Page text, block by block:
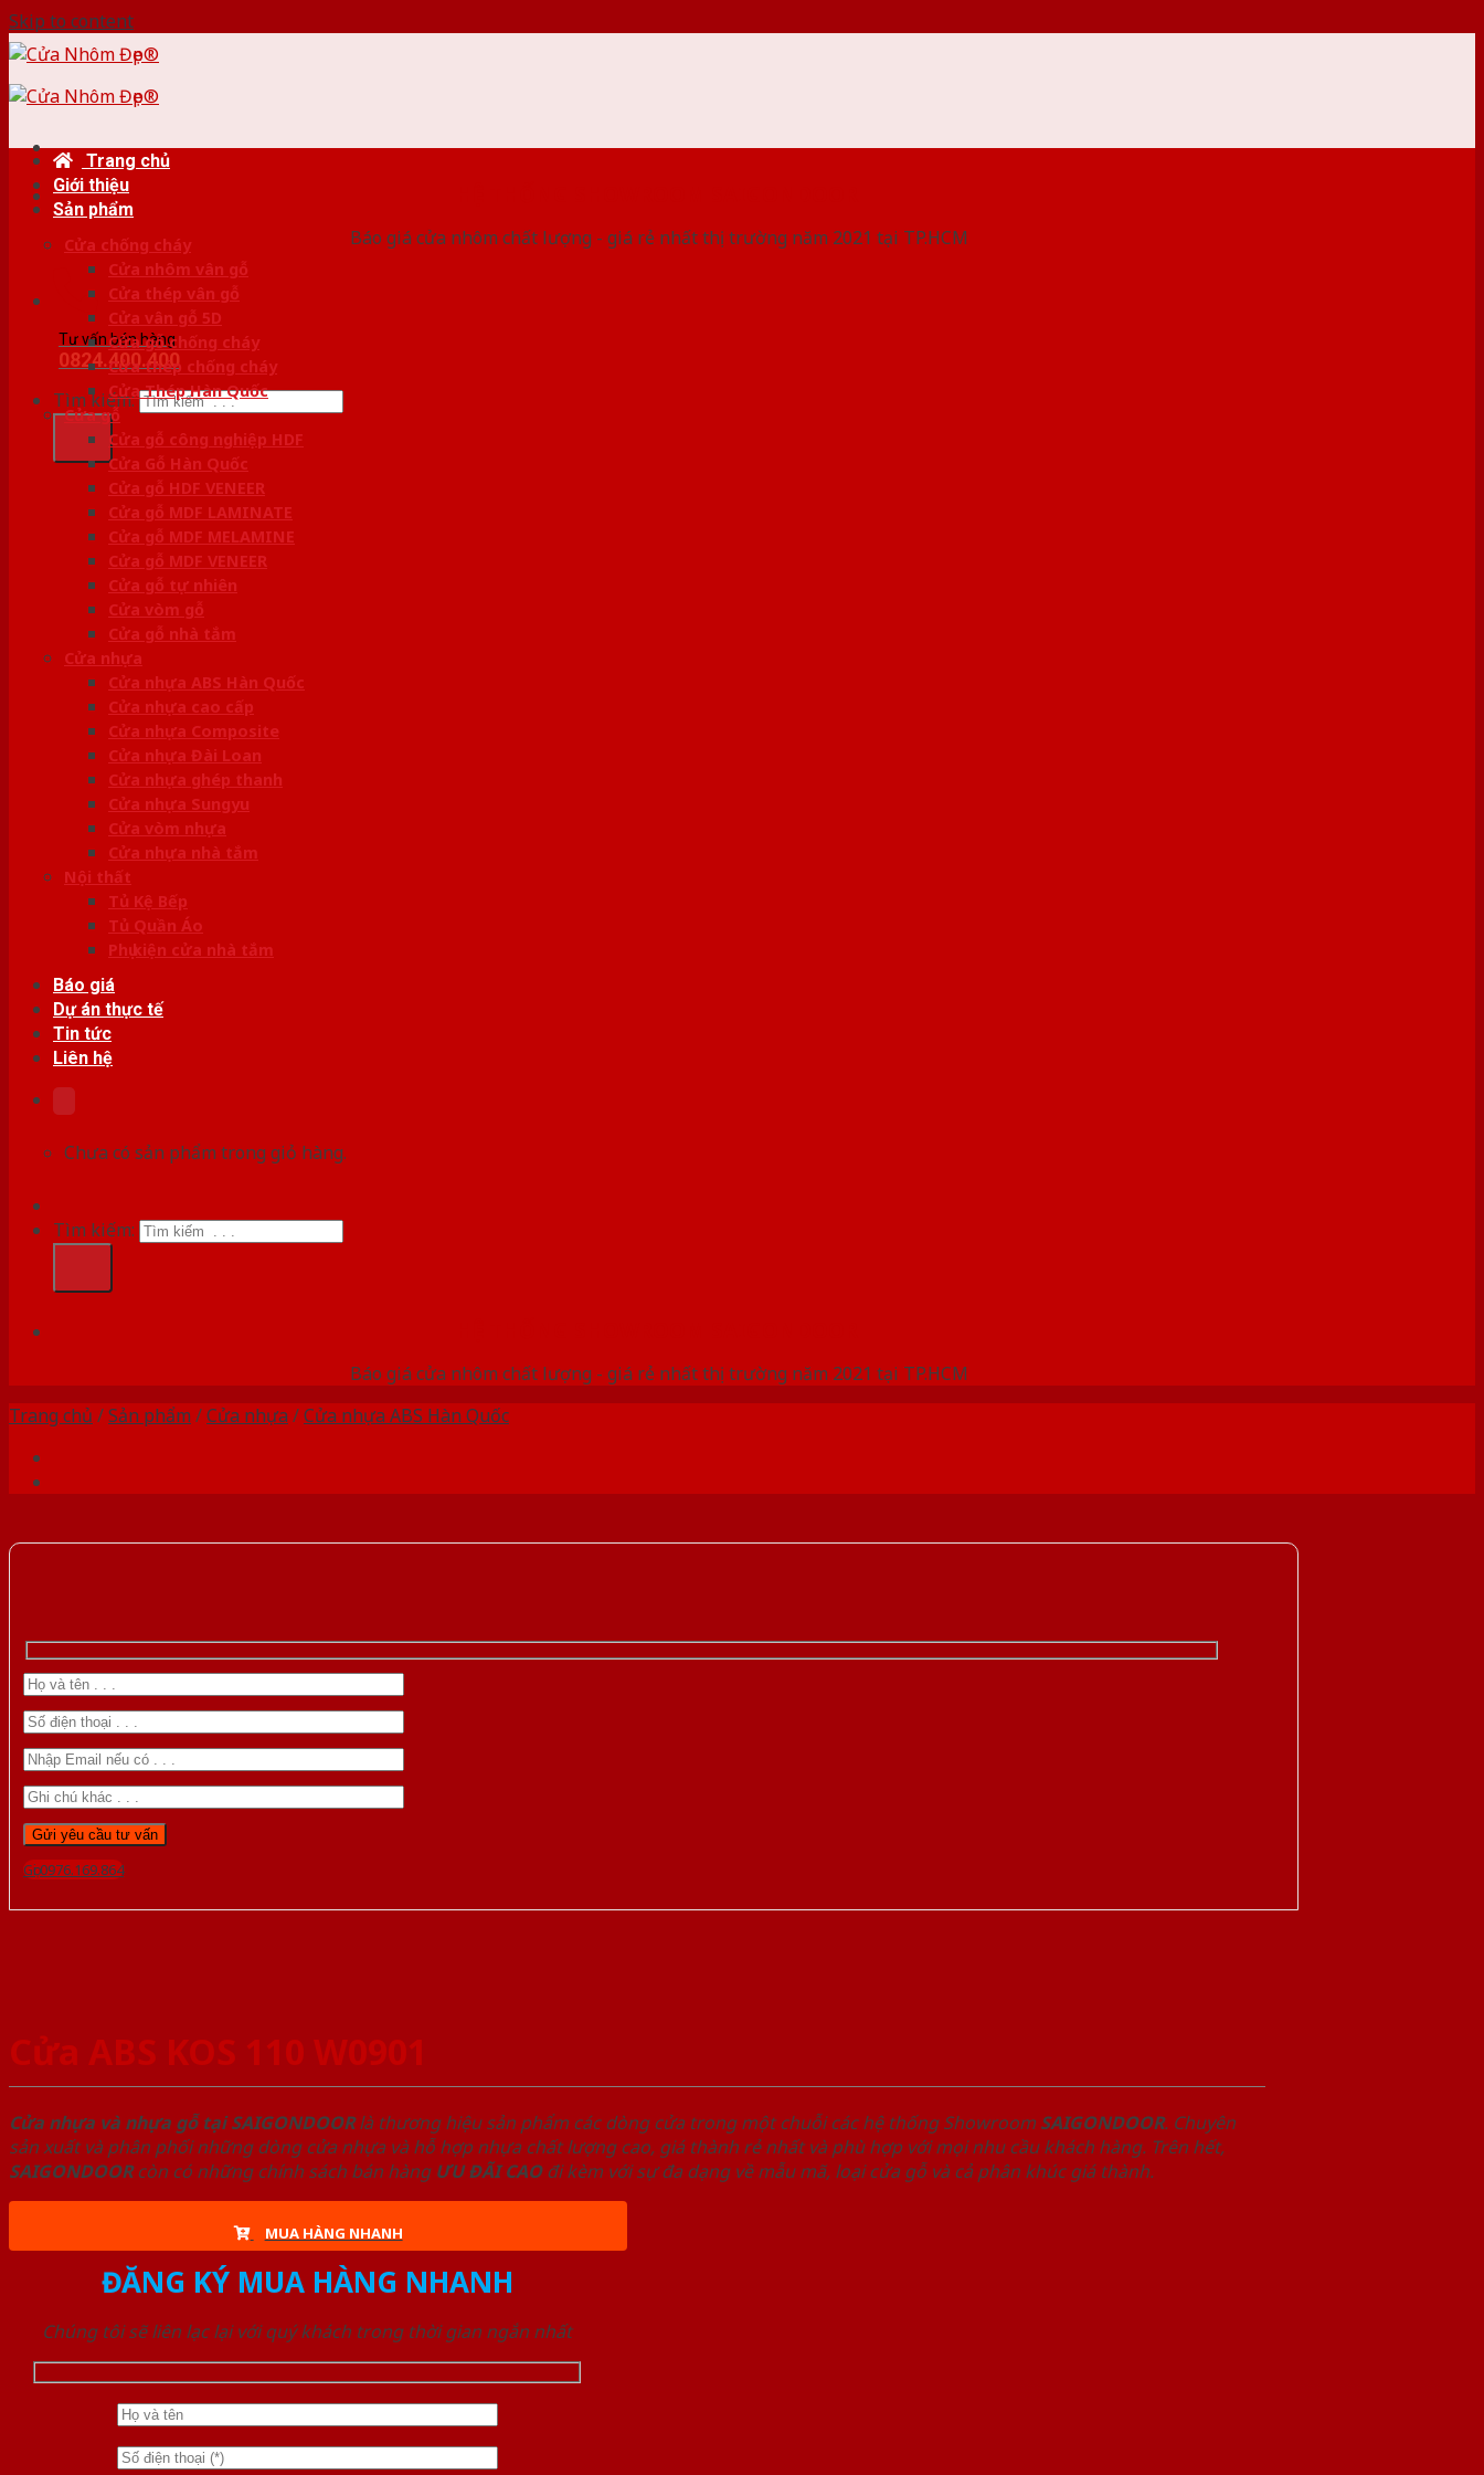
Skip to content
Báo giá cửa nhôm chất lượng - giá rẻ nhất thị trường năm 2021 tại TP.HCM
Tư vấn bán hàng
0824.400.400
Tìm kiếm:
Trang chủ
Giới thiệu
Sản phẩm
Cửa chống cháy
Cửa nhôm vân gỗ
Cửa thép vân gỗ
Cửa vân gỗ 5D
Cửa gỗ chống cháy
Cửa thép chống cháy
Cửa Thép Hàn Quốc
Cửa gỗ
Cửa gỗ công nghiệp HDF
Cửa Gỗ Hàn Quốc
Cửa gỗ HDF VENEER
Cửa gỗ MDF LAMINATE
Cửa gỗ MDF MELAMINE
Cửa gỗ MDF VENEER
Cửa gỗ tự nhiên
Cửa vòm gỗ
Cửa gỗ nhà tắm
Cửa nhựa
Cửa nhựa ABS Hàn Quốc
Cửa nhựa cao cấp
Cửa nhựa Composite
Cửa nhựa Đài Loan
Cửa nhựa ghép thanh
Cửa nhựa Sungyu
Cửa vòm nhựa
Cửa nhựa nhà tắm
Nội thất
Tủ Kệ Bếp
Tủ Quần Áo
Phụ kiện cửa nhà tắm
Báo giá
Dự án thực tế
Tin tức
Liên hệ
Chưa có sản phẩm trong giỏ hàng.
Tìm kiếm:
Báo giá cửa nhôm chất lượng - giá rẻ nhất thị trường năm 2021 tại TP.HCM
Trang chủ /Sản phẩm /Cửa nhựa /Cửa nhựa ABS Hàn Quốc
Gọi 0976.169.864
Cửa ABS KOS 110 W0901
Cửa nhựa và nhựa gỗ tại SAIGONDOORlà thương hiệu sản phẩm các dòng cửa trong một chuỗi các hệ thống Showroom SAIGONDOOR. Chuyên
sản xuất và phân phối những dòng cửa nhựa và hỗ hợp nhựa chất lượng cao, giá thành rẻ nhất và phù hợp với mọi nhu cầu khách hàng. Trên hết,
SAIGONDOORcòn có những chính sách bán hàng ƯU ĐÃI CAOđi kèm với sự đa dạng về mẫu mã, loại cửa gỗ và cả phân khúc giá thành.
MUA HÀNG NHANH
ĐĂNG KÝ MUA HÀNG NHANH
Chúng tôi sẽ liên lạc lại với quý khách trong thời gian ngắn nhất